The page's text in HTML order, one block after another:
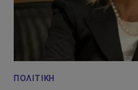
ΠΟΛΙΤΙΚΉ